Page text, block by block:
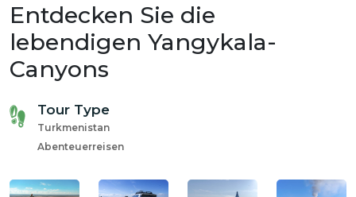
Entdecken Sie die
lebendigen Yangykala-
Canyons
Tour Type
Turkmenistan
Abenteuerreisen